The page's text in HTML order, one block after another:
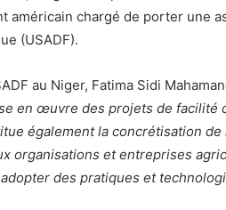
américain chargé de porter une
(USADF).
au Niger, Fatima Sidi
en œuvre des projets de facilité
également la concrétisation
organisations et entreprises
des pratiques et